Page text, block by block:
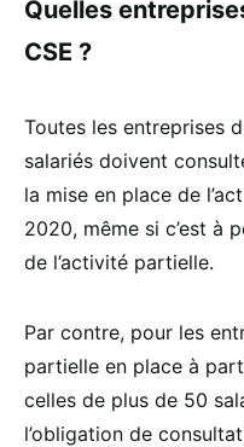
Quelles
CSE ?
Toutes les entreprises
salariés doivent
la mise en place de
2020, même si c’est à
de l’activité partielle.
Par contre, pour les
partielle en place à
celles de plus de 50
l’obligation de